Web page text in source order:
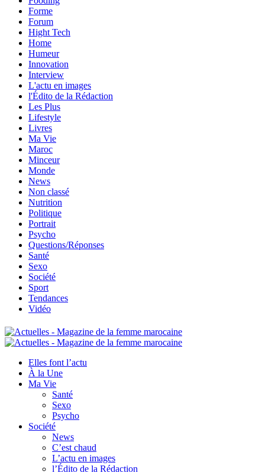
Forme
Forum
Hight Tech
Home
Humeur
Innovation
Interview
L'actu en images
l'Édito de la Rédaction
Les Plus
Lifestyle
Livres
Ma Vie
Maroc
Minceur
Monde
News
Non classé
Nutrition
Politique
Portrait
Psycho
Questions/Réponses
Santé
Sexo
Société
Sport
Tendances
Vidéo
Elles font l’actu
À la Une
Ma Vie
Santé
Sexo
Psycho
Société
News
C’est chaud
L’actu en images
l’Édito de la Rédaction